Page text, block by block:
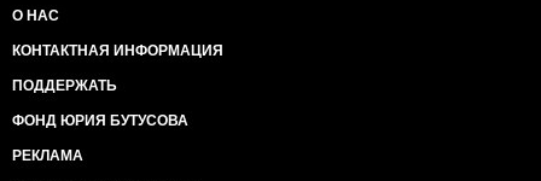
О НАС
КОНТАКТНАЯ ИНФОРМАЦИЯ
ПОДДЕРЖАТЬ
ФОНД ЮРИЯ БУТУСОВА
РЕКЛАМА